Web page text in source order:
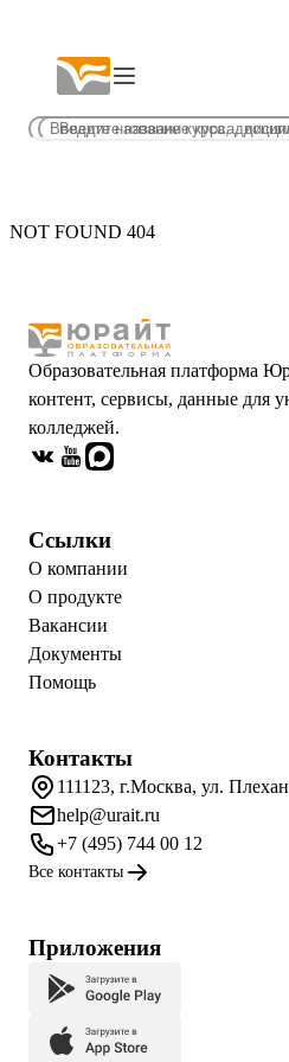
NOT FOUND 404
Образовательная платформа
контент, сервисы, данные для
колледжей.
Ссылки
О компании
О продукте
Вакансии
Документы
Помощь
Контакты
111123, г.Москва, ул.
help@urait.ru
+7 (495) 744 00 12
Все контакты
Приложения